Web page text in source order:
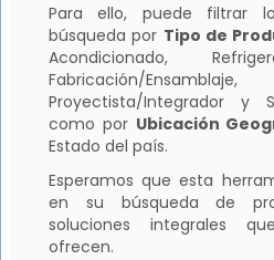
Para ello, puede filtrar
búsqueda por Tipo de
Acondicionado,
Fabricación/
Proyectista/Integrador y
como por Ubicación
Estado del país.
Esperamos que esta
en su búsqueda de
soluciones integrales
ofrecen.